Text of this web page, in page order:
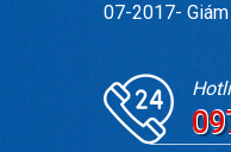
07-2017-